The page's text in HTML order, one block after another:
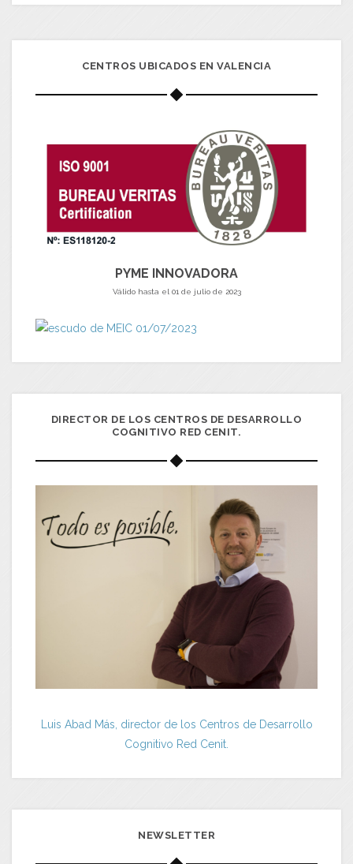
CENTROS UBICADOS EN VALENCIA
PYME INNOVADORA
Válido hasta el 01 de julio de 2023
DIRECTOR DE LOS CENTROS DE DESARROLLO
COGNITIVO RED CENIT.
Luis Abad Más, director de los Centros de Desarrollo
Cognitivo Red Cenit.
NEWSLETTER